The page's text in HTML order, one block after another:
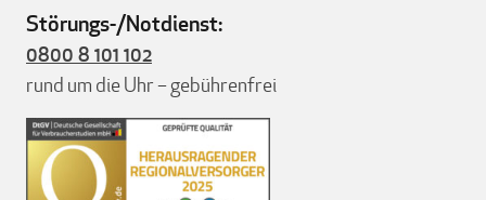
Störungs-/Notdienst:
0800 8 101 102
rund um die Uhr – gebührenfrei